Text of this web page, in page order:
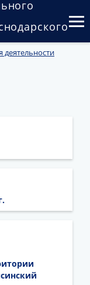
обсуждения
деятельности